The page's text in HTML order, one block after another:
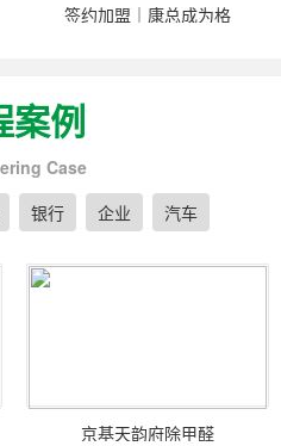
签约加盟｜康总成为格
案例
Case
银行 企业 汽车
京基天韵府除甲醛